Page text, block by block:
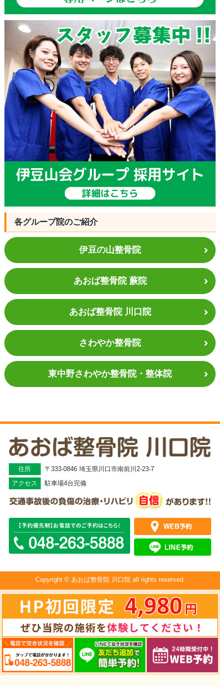
各グループ院のご紹介
伊豆の山整骨院
あおば整骨院 蕨院
あおば整骨院 川口院
さわやか整骨院
東中野さわやか整骨院・整体院
住所
〒333-0846 埼玉県川口市南前川2-23-7
アクセス
駐車場4台完備
Copyright © あおば整骨院 川口院 all rights reserved.